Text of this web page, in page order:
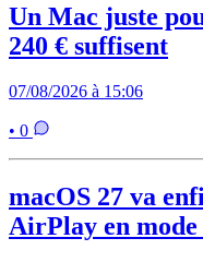
Un Mac juste
240 € suffisent
07/08/2026 à 15:06
• 0
macOS 27 va
AirPlay en mode